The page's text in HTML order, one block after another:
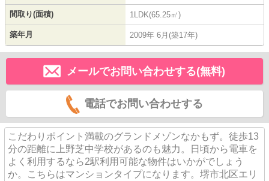
間取り(面積) 1LDK(65.25㎡)
築年月 2009年 6月(築17年)
メールでお問い合わせする(無料)
電話でお問い合わせする
こだわりポイント満載のグランドメゾンなかもず。徒歩13
分の距離に上野芝中学校があるのも魅力。日頃から電車を
よく利用するなら2駅利用可能な物件はいかがでしょう
か。こちらはマンションタイプになります。堺市北区エリ